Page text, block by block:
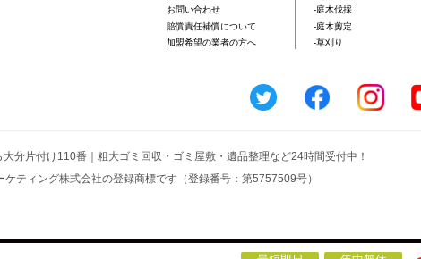
お問い合わせ
賠償責任補償について
加盟希望の業者の方へ
-庭木伐採
-庭木剪定
-草刈り
分片付け110番｜粗大ゴミ回収・ゴミ屋敷・遺品整理など24時間受付中！
ケティング株式会社の登録商標です（登録番号：第5757509号）